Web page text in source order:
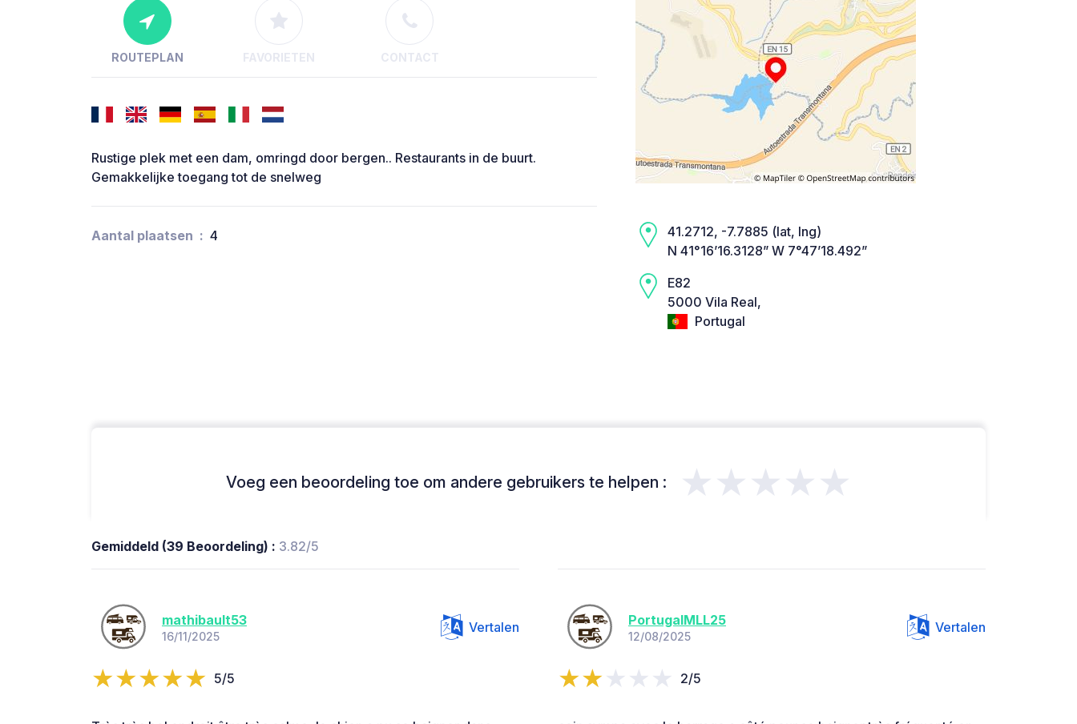
ROUTEPLAN FAVORIETEN CONTACT
Rustige plek met een dam, omringd door bergen.. Restaurants in de buurt.
Gemakkelijke toegang tot de snelweg
Aantal plaatsen 4
41.2712, -7.7885 (lat, lng)
N 41°16’16.3128” W 7°47’18.492”
E82
5000 Vila Real,
Portugal
Voeg een beoordeling toe om andere gebruikers te helpen : ★★★★★
Gemiddeld (39 Beoordeling) : 3.82/5
mathibault53
16/11/2025
Vertalen
5/5
PortugalMLL25
12/08/2025
Vertalen
2/5